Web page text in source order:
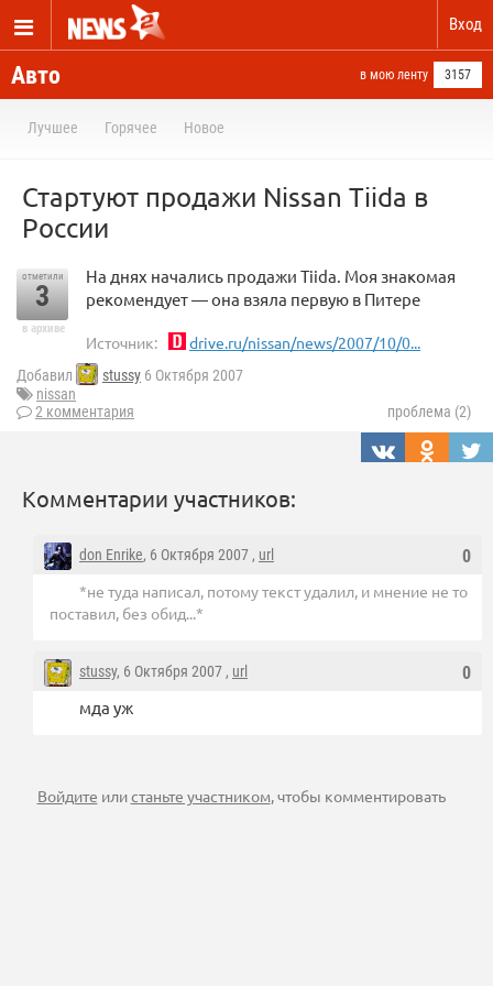
Вход
Авто в мою ленту 3157
Лучшее Горячее Новое
Стартуют продажи Nissan Tiida в
России
отметили
3
в архиве
На днях начались продажи Tiida. Моя знакомая
рекомендует — она взяла первую в Питере
Источник: drive.ru/nissan/news/2007/10/0...
Добавил stussy 6 Октября 2007
nissan
2 комментария
проблема (2)
Комментарии участников:
0
don Enrike, 6 Октября 2007 , url
*не туда написал, потому текст удалил, и мнение не то
поставил, без обид...*
0
stussy, 6 Октября 2007 , url
мда уж
Войдите илистаньте участником, чтобы комментировать